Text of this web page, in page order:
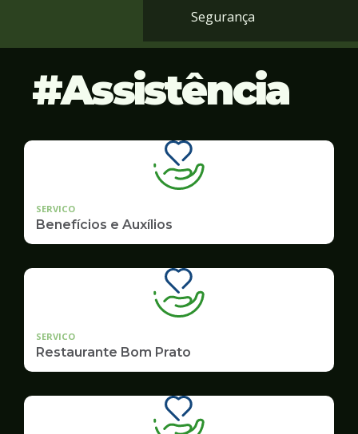
Segurança
Assistência
SERVICO
Benefícios e Auxílios
SERVICO
Restaurante Bom Prato